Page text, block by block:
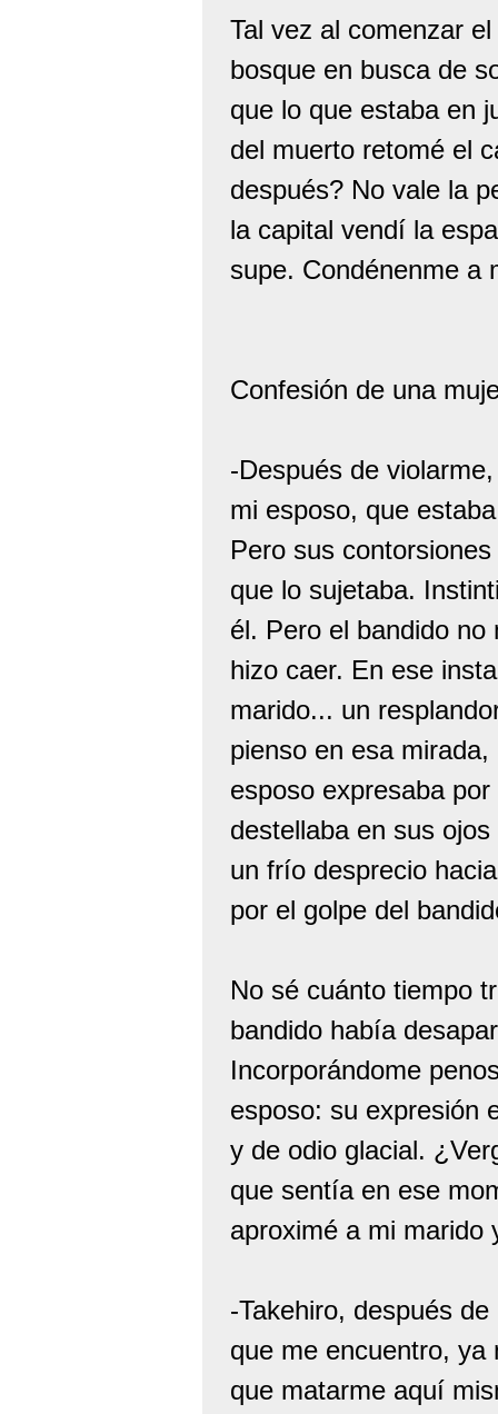
Tal vez al comenzar
bosque en busca de
que lo que estaba en
del muerto retomé el
después? No vale la
la capital vendí la
supe. Condénenme a
Confesión de una
-Después de
mi esposo, que
Pero sus
que lo sujetaba.
él. Pero el bandido
hizo caer. En ese
marido... un
pienso en esa
esposo expresaba
destellaba en sus
un frío desprecio
por el golpe del
No sé cuánto tiempo
bandido había
Incorporándome
esposo: su expresión
y de odio glacial.
que sentía en ese
aproximé a mi marido
-Takehiro, después
que me encuentro, ya
que matarme aquí